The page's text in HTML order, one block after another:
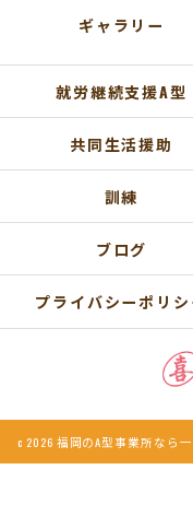
ギャラリー
就労継続支援A型
共同生活援助
訓練
ブログ
プライバシーポリシ
c 2026 福岡のA型事業所なら一